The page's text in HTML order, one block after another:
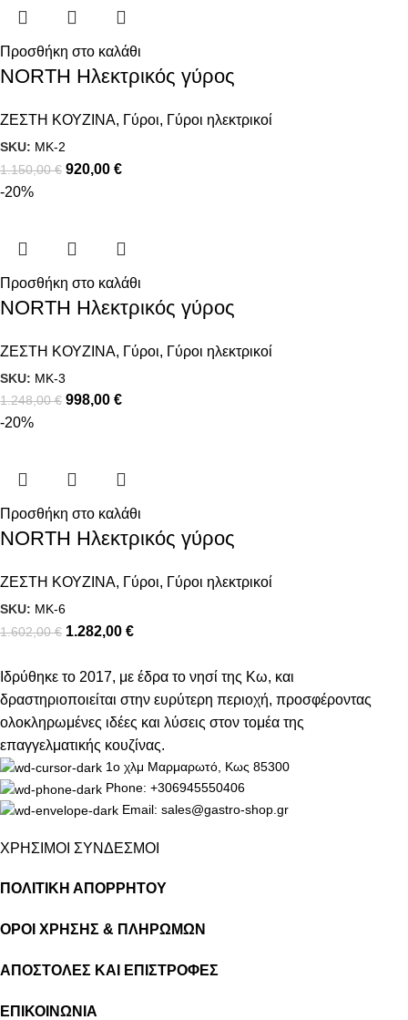
Προσθήκη στο καλάθι
NORTH Ηλεκτρικός γύρος
ΖΕΣΤΗ ΚΟΥΖΙΝΑ, Γύροι, Γύροι ηλεκτρικοί
SKU: MK-2
1.150,00€ 920,00 €
-20%
Προσθήκη στο καλάθι
NORTH Ηλεκτρικός γύρος
ΖΕΣΤΗ ΚΟΥΖΙΝΑ, Γύροι, Γύροι ηλεκτρικοί
SKU: MK-3
1.248,00€ 998,00 €
-20%
Προσθήκη στο καλάθι
NORTH Ηλεκτρικός γύρος
ΖΕΣΤΗ ΚΟΥΖΙΝΑ, Γύροι, Γύροι ηλεκτρικοί
SKU: MK-6
1.602,00€ 1.282,00 €
Ιδρύθηκε το 2017, με έδρα το νησί της Κω, και
δραστηριοποιείται στην ευρύτερη περιοχή, προσφέροντας
ολοκληρωμένες ιδέες και λύσεις στον τομέα της
επαγγελματικής κουζίνας.
1ο χλμ Μαρμαρωτό, Κως 85300
Phone: +306945550406
Email: sales@gastro-shop.gr
ΧΡΗΣΙΜΟΙ ΣΥΝΔΕΣΜΟΙ
ΠΟΛΙΤΙΚΗ ΑΠΟΡΡΗΤΟΥ
ΟΡΟΙ ΧΡΗΣΗΣ & ΠΛΗΡΩΜΩΝ
ΑΠΟΣΤΟΛΕΣ ΚΑΙ ΕΠΙΣΤΡΟΦΕΣ
ΕΠΙΚΟΙΝΩΝΙΑ